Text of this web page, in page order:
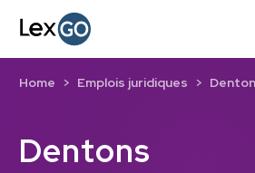
Dentons
Home Emplois juridiques